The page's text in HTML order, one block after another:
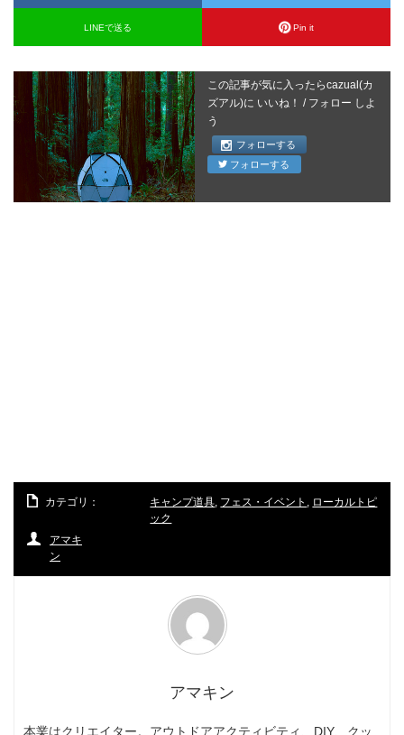
LINEで送る Pin it
この記事が気に入ったらcazual(カ
ズアル)に いいね！ / フォロー しよ
う
フォローする
フォローする
カテゴリ： キャンプ道具, フェス・イベント , ローカルトピ
ック
アマキ
ン
アマキン
本業はクリエイター。アウトドアアクティビティ、DIY、クッ